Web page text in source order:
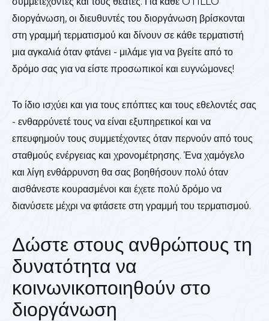
διοργάνωση, οι διευθυντές του διοργάνωση βρίσκονται
στη γραμμή τερματισμού και δίνουν σε κάθε τερματιστή
μια αγκαλιά όταν φτάνει - μιλάμε για να βγείτε από το
δρόμο σας για να είστε προσωπικοί και ευγνώμονες!
Το ίδιο ισχύει και για τους επόπτες και τους εθελοντές σας
- ενθαρρύνετέ τους να είναι εξυπηρετικοί και να
επευφημούν τους συμμετέχοντες όταν περνούν από τους
σταθμούς ενέργειας και χρονομέτρησης. Ένα χαμόγελο
και λίγη ενθάρρυνση θα σας βοηθήσουν πολύ όταν
αισθάνεστε κουρασμένοι και έχετε πολύ δρόμο να
διανύσετε μέχρι να φτάσετε στη γραμμή του τερματισμού.
Δώστε στους ανθρώπους τη
δυνατότητα να
κοινωνικοποιηθούν στο
διοργάνωση